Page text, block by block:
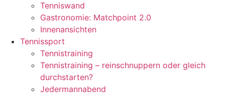
Tenniswand
Gastronomie: Matchpoint 2.0
Innenansichten
Tennissport
Tennistraining
Tennistraining – reinschnuppern oder gleich
durchstarten?
Jedermannabend